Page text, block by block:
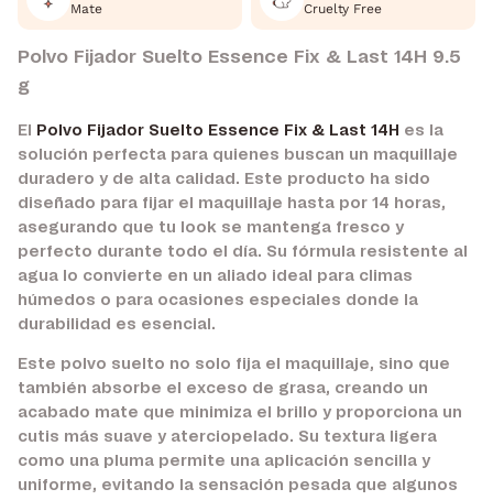
Mate
Cruelty Free
Polvo Fijador Suelto Essence Fix & Last 14H 9.5
g
El Polvo Fijador Suelto Essence Fix & Last 14H es la
solución perfecta para quienes buscan un maquillaje
duradero y de alta calidad. Este producto ha sido
diseñado para fijar el maquillaje hasta por 14 horas,
asegurando que tu look se mantenga fresco y
perfecto durante todo el día. Su fórmula resistente al
agua lo convierte en un aliado ideal para climas
húmedos o para ocasiones especiales donde la
durabilidad es esencial.
Este polvo suelto no solo fija el maquillaje, sino que
también absorbe el exceso de grasa, creando un
acabado mate que minimiza el brillo y proporciona un
cutis más suave y aterciopelado. Su textura ligera
como una pluma permite una aplicación sencilla y
uniforme, evitando la sensación pesada que algunos